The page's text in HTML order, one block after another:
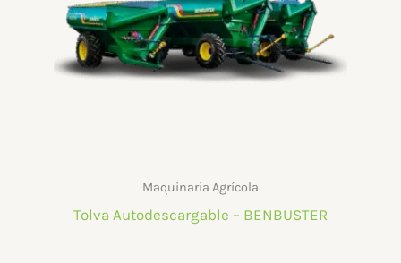
Maquinaria Agrícola
Tolva Autodescargable – BENBUSTER